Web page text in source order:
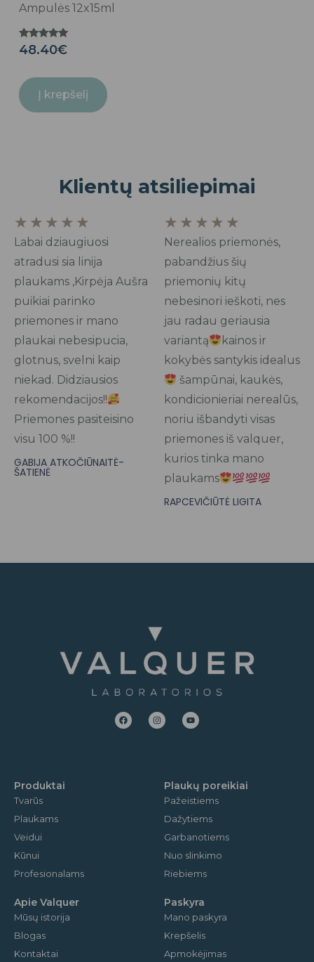
Ampulės 12x15ml
Įvertinimas:
5.00
48.40€
Į krepšelį
Klientų atsiliepimai
★ ★ ★ ★ ★
5
out
of
5
Labai dziaugiuosi
atradusi sia linija
plaukams ,Kirpėja Aušra
puikiai parinko
priemones ir mano
plaukai nebesipucia,
glotnus, svelni kaip
niekad. Didziausios
rekomendacijos!!
Priemones pasiteisino
visu 100 %!!
GABIJA ATKOČIŪNAITĖ-
ŠATIENĖ
★ ★ ★ ★ ★
5
out
of
5
Nerealios priemonės,
pabandžius šių
priemonių kitų
nebesinori ieškoti, nes
jau radau geriausia
variantą
kainos ir
kokybės santykis idealus
šampūnai, kaukės,
kondicionieriai nerealūs,
noriu išbandyti visas
priemones iš valquer,
kurios tinka mano
plaukams
RAPCEVIČIŪTĖ LIGITA
a
c
n
s
o
u
Produktai
Tvarūs
Plaukams
Veidui
Kūnui
Profesionalams
Plaukų poreikiai
Pažeistiems
Dažytiems
Garbanotiems
Nuo slinkimo
Riebiems
Apie Valquer
Mūsų istorija
Blogas
Kontaktai
Paskyra
Mano paskyra
Krepšelis
Apmokėjimas